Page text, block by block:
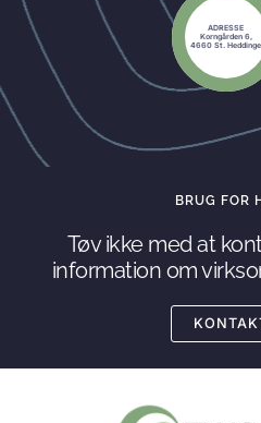
ADRESSE
Korngården 6,
4660 St. Heddinge
BRUG FOR
Tøv ikke med at
information om